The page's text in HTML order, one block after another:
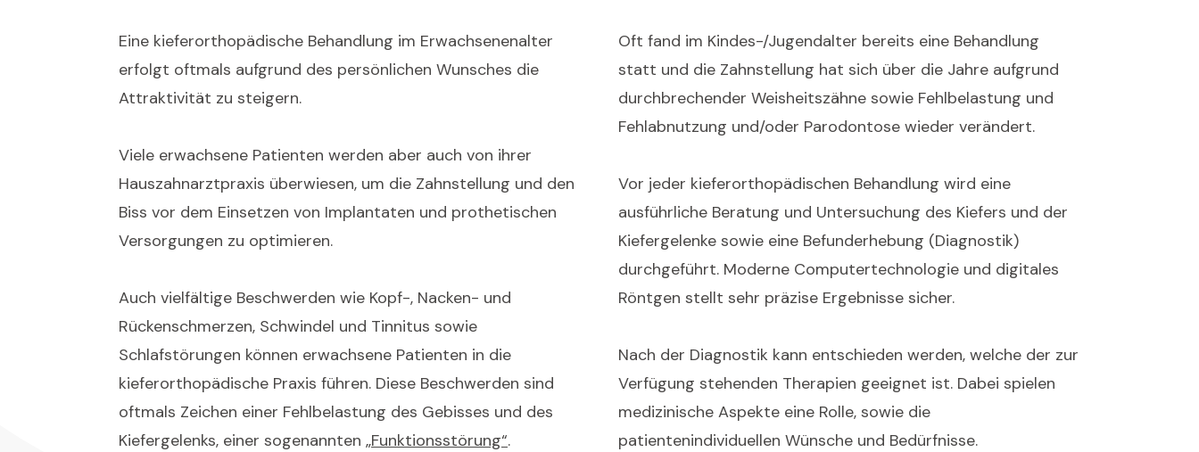
Eine kieferorthopädische Behandlung im Erwachsenenalter
erfolgt oftmals aufgrund des persönlichen Wunsches die
Attraktivität zu steigern.
Viele erwachsene Patienten werden aber auch von ihrer
Hauszahnarztpraxis überwiesen, um die Zahnstellung und den
Biss vor dem Einsetzen von Implantaten und prothetischen
Versorgungen zu optimieren.
Auch vielfältige Beschwerden wie Kopf-, Nacken- und
Rückenschmerzen, Schwindel und Tinnitus sowie
Schlafstörungen können erwachsene Patienten in die
kieferorthopädische Praxis führen. Diese Beschwerden sind
oftmals Zeichen einer Fehlbelastung des Gebisses und des
Kiefergelenks, einer sogenannten „Funktionsstörung“.
Oft fand im Kindes-/Jugendalter bereits eine Behandlung
statt und die Zahnstellung hat sich über die Jahre aufgrund
durchbrechender Weisheitszähne sowie Fehlbelastung und
Fehlabnutzung und/oder Parodontose wieder verändert.
Vor jeder kieferorthopädischen Behandlung wird eine
ausführliche Beratung und Untersuchung des Kiefers und der
Kiefergelenke sowie eine Befunderhebung (Diagnostik)
durchgeführt. Moderne Computertechnologie und digitales
Röntgen stellt sehr präzise Ergebnisse sicher.
Nach der Diagnostik kann entschieden werden, welche der zur
Verfügung stehenden Therapien geeignet ist. Dabei spielen
medizinische Aspekte eine Rolle, sowie die
patientenindividuellen Wünsche und Bedürfnisse.